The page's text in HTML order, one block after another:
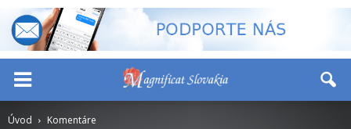
Úvod Komentáre
+